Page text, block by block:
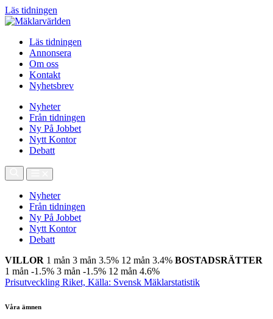
Läs tidningen
Läs tidningen
Annonsera
Om oss
Kontakt
Nyhetsbrev
Nyheter
Från tidningen
Ny På Jobbet
Nytt Kontor
Debatt
Nyheter
Från tidningen
Ny På Jobbet
Nytt Kontor
Debatt
VILLOR 1 mån 3 mån 3.5% 12 mån 3.4% BOSTADSRÄTTER
1 mån -1.5% 3 mån -1.5% 12 mån 4.6%
Prisutveckling Riket, Källa: Svensk Mäklarstatistik
Våra ämnen